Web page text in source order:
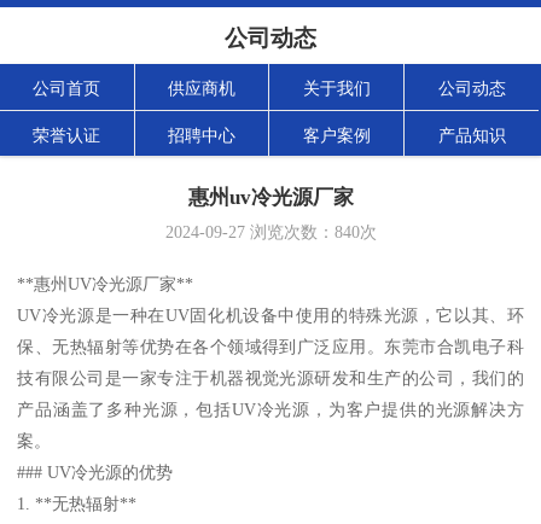
公司动态
公司首页 供应商机 关于我们 公司动态
荣誉认证 招聘中心 客户案例 产品知识
惠州uv冷光源厂家
2024-09-27浏览次数： 840次
**惠州UV冷光源厂家**
UV冷光源是一种在UV固化机设备中使用的特殊光源，它以其、环
保、无热辐射等优势在各个领域得到广泛应用。东莞市合凯电子科
技有限公司是一家专注于机器视觉光源研发和生产的公司，我们的
产品涵盖了多种光源，包括UV冷光源，为客户提供的光源解决方
案。
### UV冷光源的优势
1. **无热辐射**